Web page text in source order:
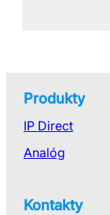
Produkty
IP Direct
Analóg
Kontakty